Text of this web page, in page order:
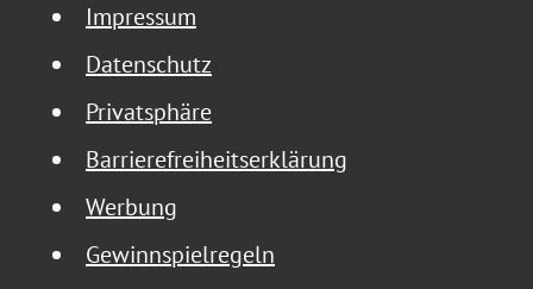
Impressum
Datenschutz
Privatsphäre
Barrierefreiheitserklärung
Werbung
Gewinnspielregeln